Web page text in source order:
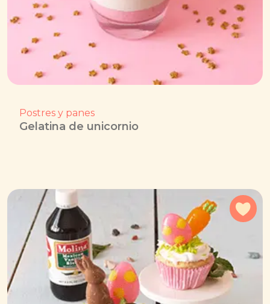
Postres y panes
Gelatina de unicornio